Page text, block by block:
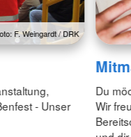
F. Weingardt / DRK
- Unser
Du
Wir